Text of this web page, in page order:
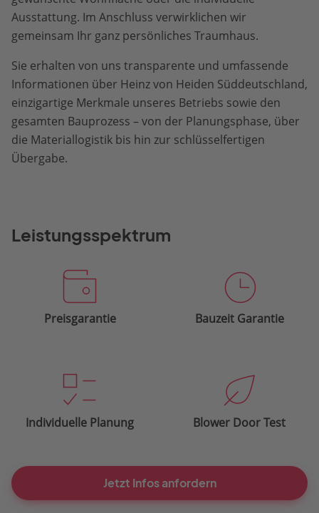
Ausstattung. Im Anschluss verwirklichen wir
gemeinsam Ihr ganz persönliches Traumhaus.
Sie erhalten von uns transparente und umfassende
Informationen über Heinz von Heiden Süddeutschland,
einzigartige Merkmale unseres Betriebs sowie den
gesamten Bauprozess – von der Planungsphase, über
die Materiallogistik bis hin zur schlüsselfertigen
Übergabe.
Leistungsspektrum
Preisgarantie Bauzeit Garantie
Individuelle Planung Blower Door Test
Jetzt Infos anfordern